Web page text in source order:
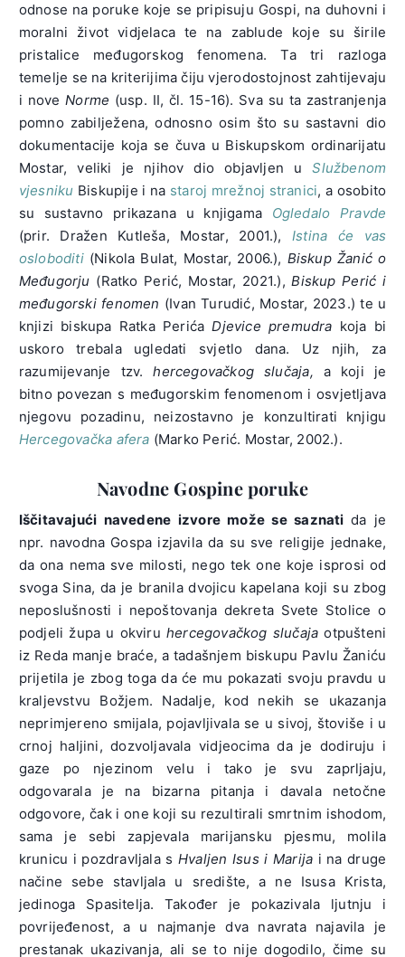
odnose na poruke koje se pripisuju Gospi, na duhovni i
moralni život vidjelaca te na zablude koje su širile
pristalice međugorskog fenomena. Ta tri razloga
temelje se na kriterijima čiju vjerodostojnost zahtijevaju
i noveNorme (usp. II, čl. 15-16). Sva su ta zastranjenja
pomno zabilježena, odnosno osim što su sastavni dio
dokumentacije koja se čuva u Biskupskom ordinarijatu
Mostar, veliki je njihov dio objavljen uSlužbenom
vjesniku Biskupije i na staroj mrežnoj stranici, a osobito
su sustavno prikazana u knjigama Ogledalo Pravde
(prir. Dražen Kutleša, Mostar, 2001.),Istina će vas
osloboditi (Nikola Bulat, Mostar, 2006.), Biskup Žanić o
Međugorju (Ratko Perić, Mostar, 2021.),Biskup Perić i
međugorski fenomen (Ivan Turudić, Mostar, 2023.) te u
knjizi biskupa Ratka PerićaDjevice premudra koja bi
uskoro trebala ugledati svjetlo dana. Uz njih, za
razumijevanje tzv.hercegovačkog slučaja, a koji je
bitno povezan s međugorskim fenomenom i osvjetljava
njegovu pozadinu, neizostavno je konzultirati knjigu
Hercegovačka afera (Marko Perić. Mostar, 2002.).
Navodne Gospine poruke
Iščitavajući navedene izvore može se saznatida je
npr. navodna Gospa izjavila da su sve religije jednake,
da ona nema sve milosti, nego tek one koje isprosi od
svoga Sina, da je branila dvojicu kapelana koji su zbog
neposlušnosti i nepoštovanja dekreta Svete Stolice o
podjeli župa u okviru hercegovačkog slučaja otpušteni
iz Reda manje braće, a tadašnjem biskupu Pavlu Žaniću
prijetila je zbog toga da će mu pokazati svoju pravdu u
kraljevstvu Božjem. Nadalje, kod nekih se ukazanja
neprimjereno smijala, pojavljivala se u sivoj, štoviše i u
crnoj haljini, dozvoljavala vidjeocima da je dodiruju i
gaze po njezinom velu i tako je svu zaprljaju,
odgovarala je na bizarna pitanja i davala netočne
odgovore, čak i one koji su rezultirali smrtnim ishodom,
sama je sebi zapjevala marijansku pjesmu, molila
krunicu i pozdravljala sHvaljen Isus i Marija i na druge
načine sebe stavljala u središte, a ne Isusa Krista,
jedinoga Spasitelja. Također je pokazivala ljutnju i
povrijeđenost, a u najmanje dva navrata najavila je
prestanak ukazivanja, ali se to nije dogodilo, čime su